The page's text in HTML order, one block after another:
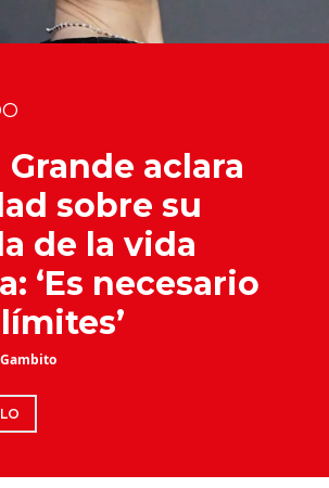
aclara
sobre su
de la vida
‘Es necesario